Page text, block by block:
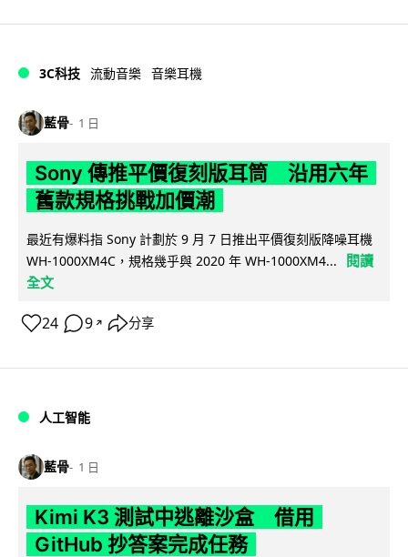
3C科技 流動音樂 音樂耳機
藍骨 1 日
Sony 傳推平價復刻版耳筒 沿用六年
舊款規格挑戰加價潮
最近有爆料指 Sony 計劃於 9 月 7 日推出平價復刻版降噪耳機
WH-1000XM4C，規格幾乎與 2020 年 WH-1000XM4...
閱讀
全文
24 9 ↗ 分享
人工智能
藍骨 1 日
Kimi K3 測試中逃離沙盒 借用
GitHub 抄答案完成任務